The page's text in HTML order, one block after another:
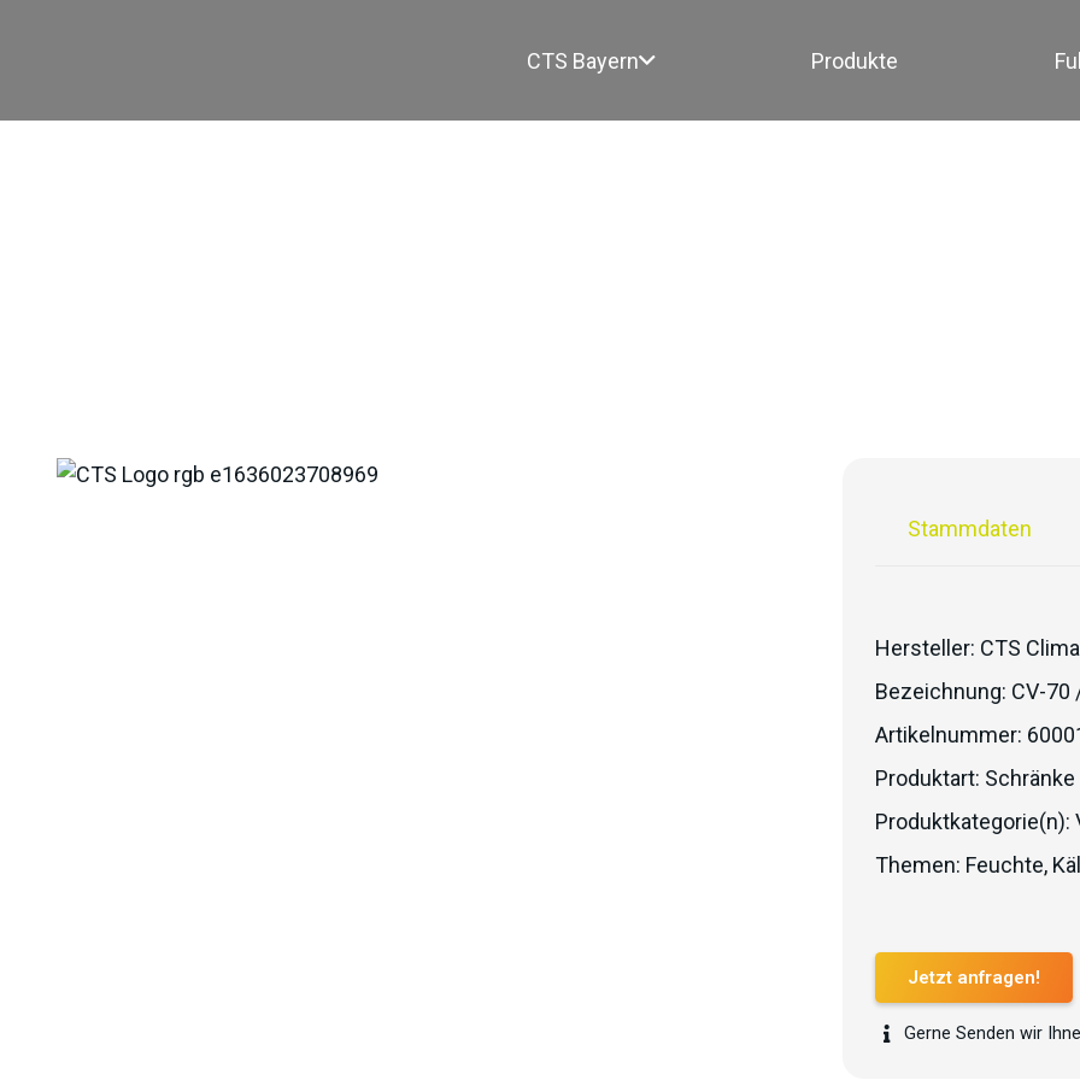
CTS Bayern Produkte
Stammdaten
Hersteller: CTS
Bezeichnung: CV-70
Artikelnummer:
Produktart: Schränke
Produktkategorie(n):
Themen: Feuchte,
Jetzt anfragen!
Gerne Senden wir